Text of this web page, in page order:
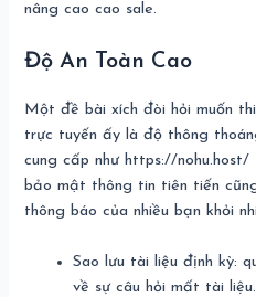
nâng cao cao sale.
Độ An Toàn Cao
Một đề bài xích đòi hỏi muốn
trực tuyến ấy là độ thông
cung cấp như https://
bảo mật thông tin tiên tiến
thông báo của nhiều bạn khỏi
Sao lưu tài liệu định kỳ:
về sự câu hỏi mất tài liệu.